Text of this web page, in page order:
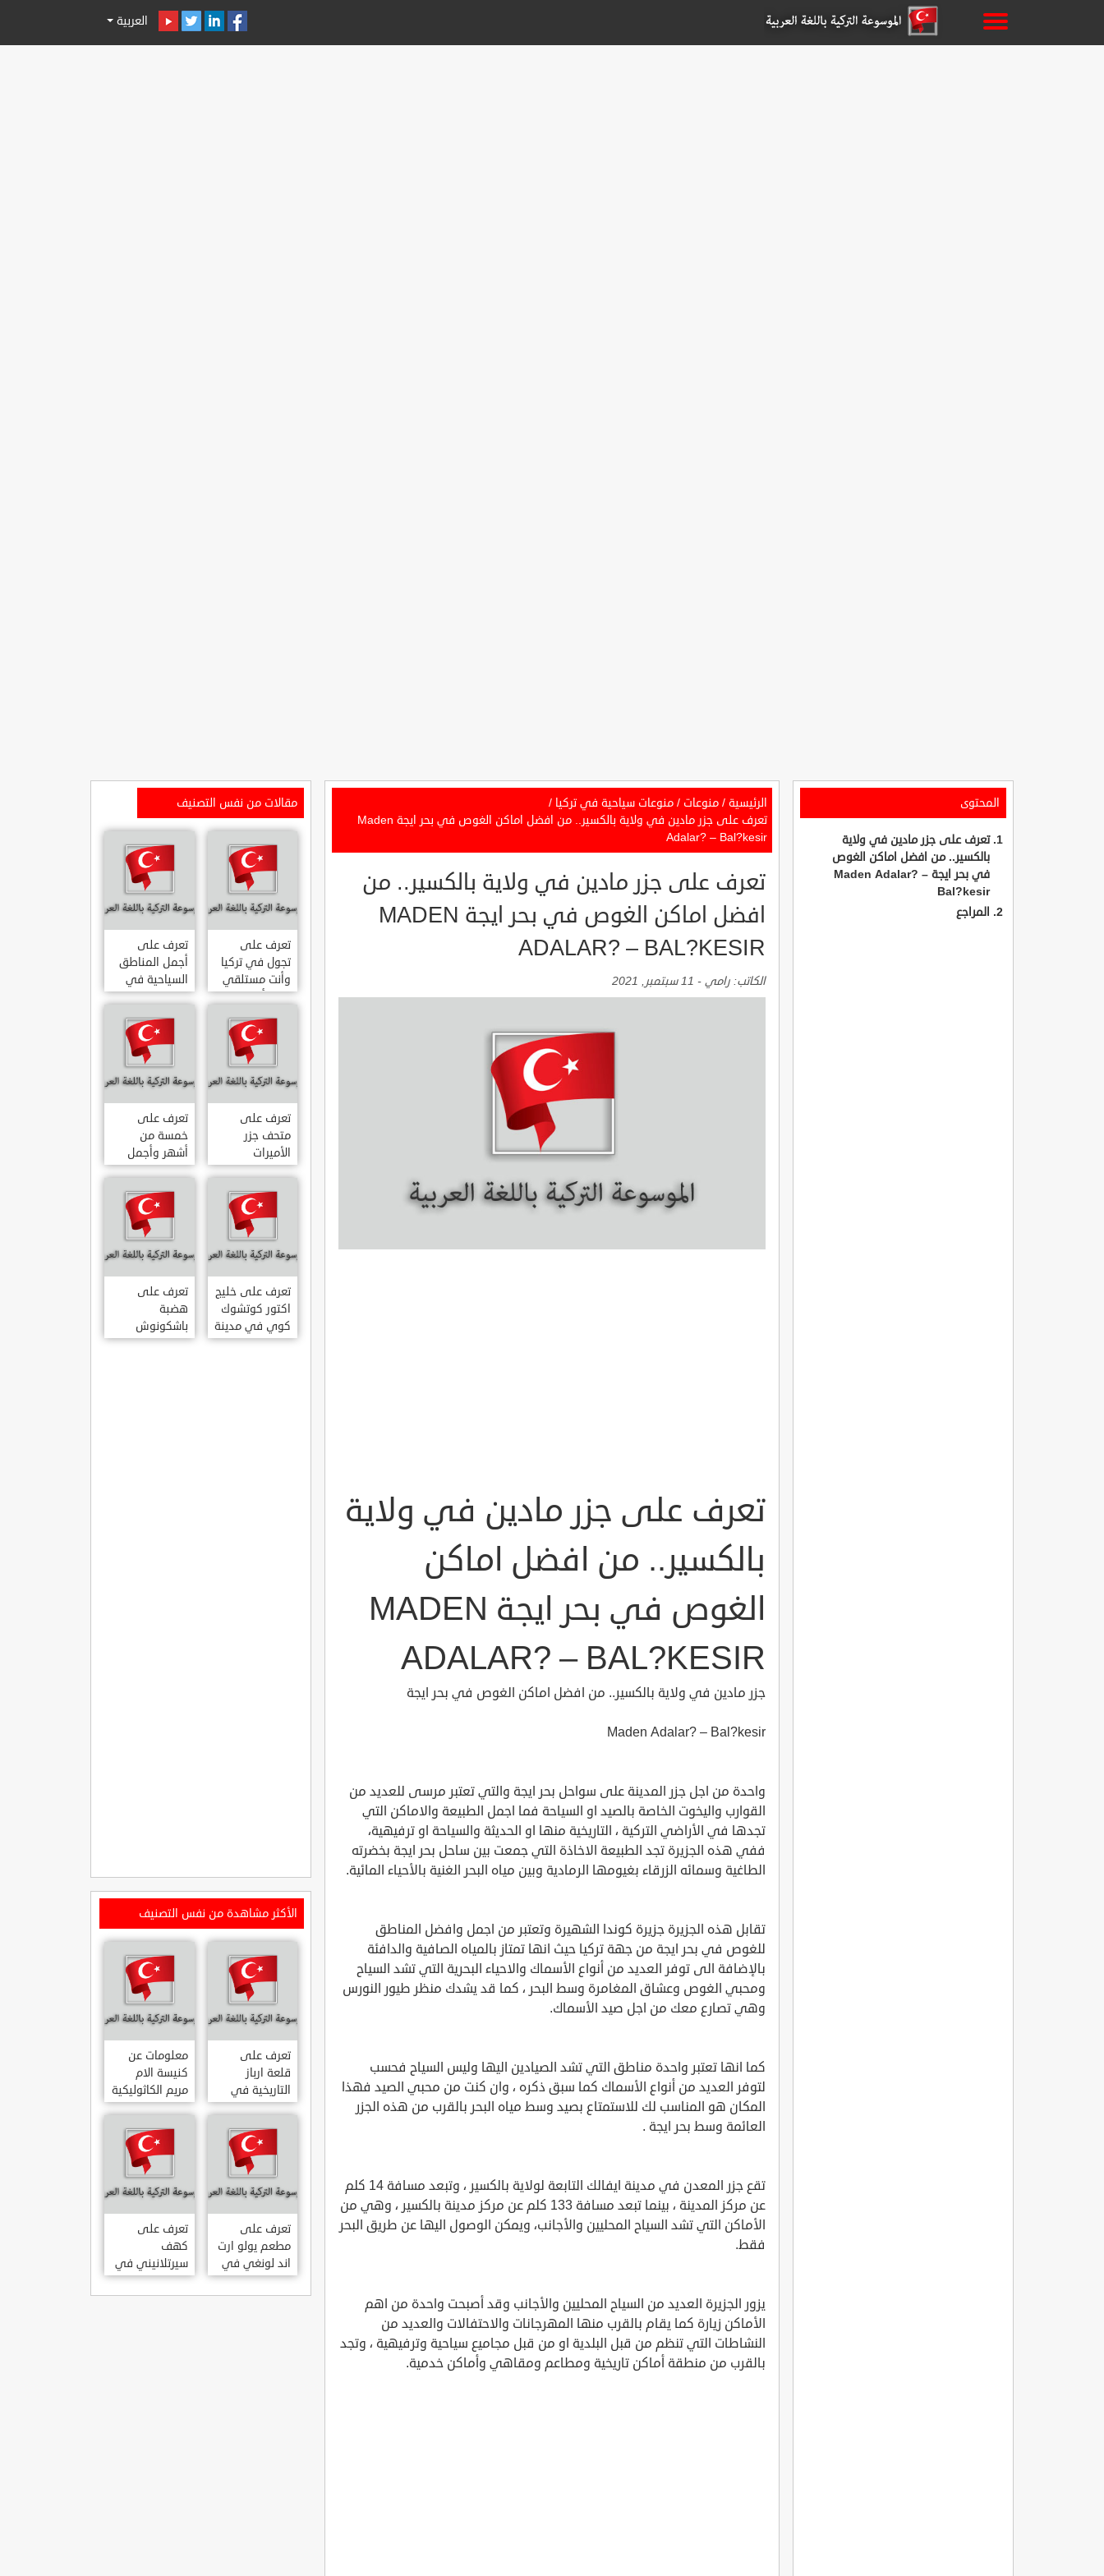
العربية
المحتوى
تعرف على جزر مادين في ولاية
بالكسير.. من افضل اماكن الغوص
في بحر ايجة Maden Adalar? –
Bal?kesir
المراجع
الرئيسية / منوعات / منوعات سياحية في تركيا /
تعرف على جزر مادين في ولاية بالكسير.. من افضل اماكن الغوص في بحر ايجة Maden
Adalar? – Bal?kesir
تعرف على جزر مادين في ولاية بالكسير.. من
افضل اماكن الغوص في بحر ايجة MADEN
ADALAR? – BAL?KESIR
الكاتب: رامي - 11 سبتمبر, 2021
تعرف على جزر مادين في ولاية
بالكسير.. من افضل اماكن
الغوص في بحر ايجة MADEN
ADALAR? – BAL?KESIR
جزر مادين في ولاية بالكسير.. من افضل اماكن الغوص في بحر ايجة
Maden Adalar? – Bal?kesir
واحدة من اجل جزر المدينة على سواحل بحر ايجة والتي تعتبر مرسى للعديد من
القوارب واليخوت الخاصة بالصيد او السياحة فما اجمل الطبيعة والاماكن التي
تجدها في الأراضي التركية ، التاريخية منها او الحديثة والسياحة او ترفيهية،
ففي هذه الجزيرة تجد الطبيعة الاخاذة التي جمعت بين ساحل بحر ايجة بخضرته
الطاغية وسمائه الزرقاء بغيومها الرمادية وبين مياه البحر الغنية بالأحياء المائية.
تقابل هذه الجزيرة جزيرة كوندا الشهيرة وتعتبر من اجمل وافضل المناطق
للغوص في بحر ايجة من جهة تركيا حيث انها تمتاز بالمياه الصافية والدافئة
بالإضافة الى توفر العديد من أنواع الأسماك والاحياء البحرية التي تشد السياح
ومحبي الغوص وعشاق المغامرة وسط البحر ، كما قد يشدك منظر طيور النورس
وهي تصارع معك من اجل صيد الأسماك.
كما انها تعتبر واحدة مناطق التي تشد الصيادين اليها وليس السياح فحسب
لتوفر العديد من أنواع الأسماك كما سبق ذكره ، وان كنت من محبي الصيد فهذا
المكان هو المناسب لك للاستمتاع بصيد وسط مياه البحر بالقرب من هذه الجزر
العائمة وسط بحر ايجة .
تقع جزر المعدن في مدينة ايفالك التابعة لولاية بالكسير ، وتبعد مسافة 14 كلم
عن مركز المدينة ، بينما تبعد مسافة 133 كلم عن مركز مدينة بالكسير ، وهي من
الأماكن التي تشد السياح المحليين والأجانب، ويمكن الوصول اليها عن طريق البحر
فقط.
يزور الجزيرة العديد من السياح المحليين والأجانب وقد أصبحت واحدة من اهم
الأماكن زيارة كما يقام بالقرب منها المهرجانات والاحتفالات والعديد من
النشاطات التي تنظم من قبل البلدية او من قبل مجاميع سياحية وترفيهية ، وتجد
بالقرب من منطقة أماكن تاريخية ومطاعم ومقاهي وأماكن خدمية.
مقالات من نفس التصنيف
تعرف على
تجول في تركيا
وأنت مستلقي
على أريكتك
..السياحة
الافتراضية.
تعرف على
أجمل المناطق
السياحية في
اسطنبول
المشهورة في
تعرف على
متحف جزر
الأميرات
ADALAR
MÜZESI
تعرف على
خمسة من
أشهر وأجمل
قصور اسطنبول
تعرف على خليج
اكتور كوتشوك
كوي في مدينة
داتشا الساحلية
تعرف على
هضبة
باشكونوش
الطبيعية في
الأكثر مشاهدة من نفس التصنيف
تعرف على
قلعة ارباز
التاريخية في
ولاية ايدن.. من
القلاع الدولة
العثمانية
ARPAZ
KALESI AYDIN
معلومات عن
كنيسة الام
مريم الكاثوليكية
في هاتي .. من
معالم المدينة
التاريخية
والدينية
MERYEM ANA
KATOLIK
KILISESI
HATAY
تعرف على
مطعم يولو ارت
اند لونغي في
ازمير .. مطعم
بجدران متحف
تعرف على
كهف
سيرتلانيني في
ولاية ايدن .. من
اعاجيب الطبيعة